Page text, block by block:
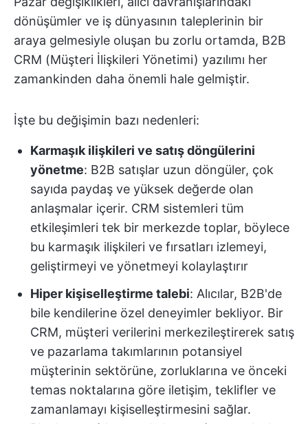
dönüşümler ve iş dünyasının taleplerinin bir
araya gelmesiyle oluşan bu zorlu ortamda, B2B
CRM (Müşteri İlişkileri Yönetimi) yazılımı her
zamankinden daha önemli hale gelmiştir.
İşte bu değişimin bazı nedenleri:
Karmaşık ilişkileri ve satış döngülerini
yönetme: B2B satışlar uzun döngüler, çok
sayıda paydaş ve yüksek değerde olan
anlaşmalar içerir. CRM sistemleri tüm
etkileşimleri tek bir merkezde toplar, böylece
bu karmaşık ilişkileri ve fırsatları izlemeyi,
geliştirmeyi ve yönetmeyi kolaylaştırır
Hiper kişiselleştirme talebi: Alıcılar, B2B'de
bile kendilerine özel deneyimler bekliyor. Bir
CRM, müşteri verilerini merkezileştirerek satış
ve pazarlama takımlarının potansiyel
müşterinin sektörüne, zorluklarına ve önceki
temas noktalarına göre iletişim, teklifler ve
zamanlamayı kişiselleştirmesini sağlar.